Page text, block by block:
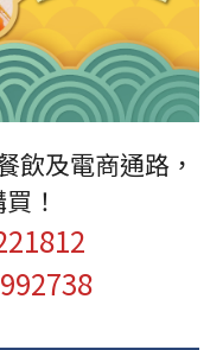
飲及電商通路，
！